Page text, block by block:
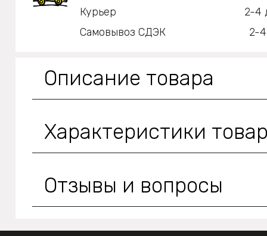
Курьер
2-4
Самовывоз СДЭК
2-
Описание товара
Характеристики
Отзывы и вопросы